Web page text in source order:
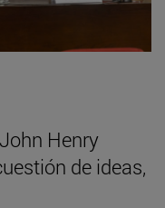
Henry
de ideas,